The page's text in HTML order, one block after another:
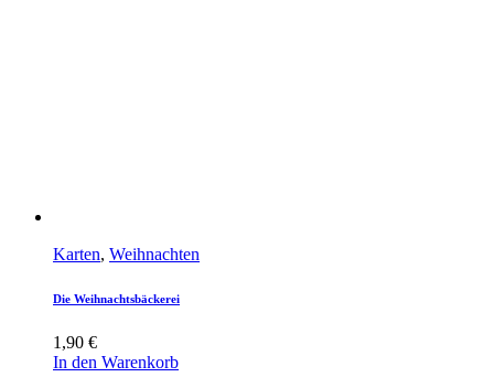
Karten, Weihnachten
Die Weihnachtsbäckerei
1,90 €
In den Warenkorb